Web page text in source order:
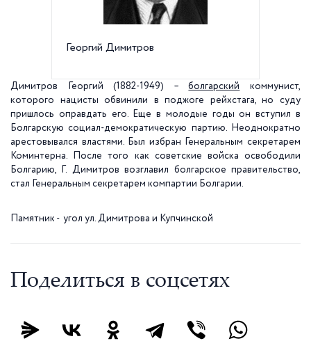
Георгий Димитров
Димитров Георгий (1882-1949) –болгарский
коммунист,
которого нацисты обвинили в поджоге рейхстага, но суду
пришлось оправдать его. Еще в молодые годы он вступил в
Болгарскую социал-демократическую партию. Неоднократно
арестовывался властями. Был избран Генеральным секретарем
Коминтерна. После того как советские войска освободили
Болгарию, Г. Димитров возглавил болгарское правительство,
стал Генеральным секретарем компартии Болгарии.
Памятник - угол ул. Димитрова и Купчинской
Поделиться в соцсетях